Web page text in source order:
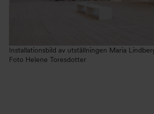
Installationsbild av utställningen Maria
Foto Helene Toresdotter